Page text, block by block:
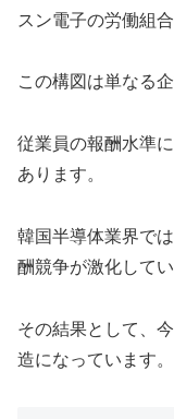
スン電子の労働組
この構図は単なる
従業員の報酬水準
あります。
韓国半導体業界で
酬競争が激化してい
その結果として、
造になっています。